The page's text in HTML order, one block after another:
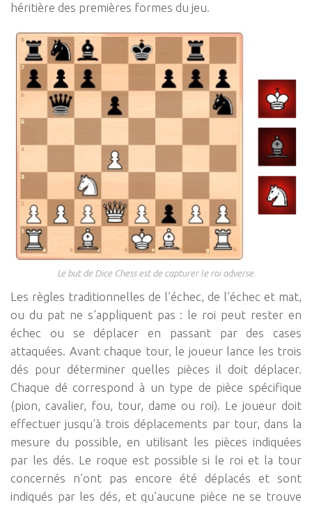
héritière des premières formes du jeu.
Le but de Dice Chess est de capturer le roi adverse.
Les règles traditionnelles de l’échec, de l’échec et mat,
ou du pat ne s’appliquent pas : le roi peut rester en
échec ou se déplacer en passant par des cases
attaquées. Avant chaque tour, le joueur lance les trois
dés pour déterminer quelles pièces il doit déplacer.
Chaque dé correspond à un type de pièce spécifique
(pion, cavalier, fou, tour, dame ou roi). Le joueur doit
effectuer jusqu’à trois déplacements par tour, dans la
mesure du possible, en utilisant les pièces indiquées
par les dés. Le roque est possible si le roi et la tour
concernés n’ont pas encore été déplacés et sont
indiqués par les dés, et qu’aucune pièce ne se trouve